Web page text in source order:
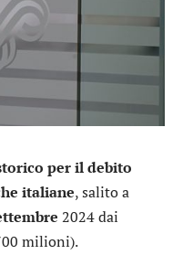
per il debito
italiane, salito a
2024 dai
milioni).